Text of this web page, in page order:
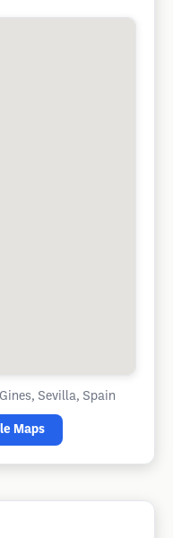
Sevilla, Spain
Maps